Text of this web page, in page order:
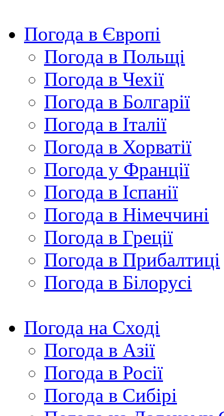
Погода в Європі
Погода в Польщі
Погода в Чехії
Погода в Болгарії
Погода в Італії
Погода в Хорватії
Погода у Франції
Погода в Іспанії
Погода в Німеччині
Погода в Греції
Погода в Прибалтиці
Погода в Білорусі
Погода на Сході
Погода в Азії
Погода в Росії
Погода в Сибірі